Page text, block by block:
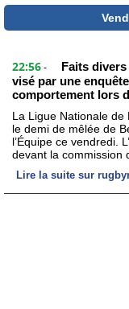
22:56 -
Faits
visé par une
comportement lors
La Ligue Nationale
le demi de mêlée de
l’Équipe ce vendredi.
devant la commission
Lire la suite sur